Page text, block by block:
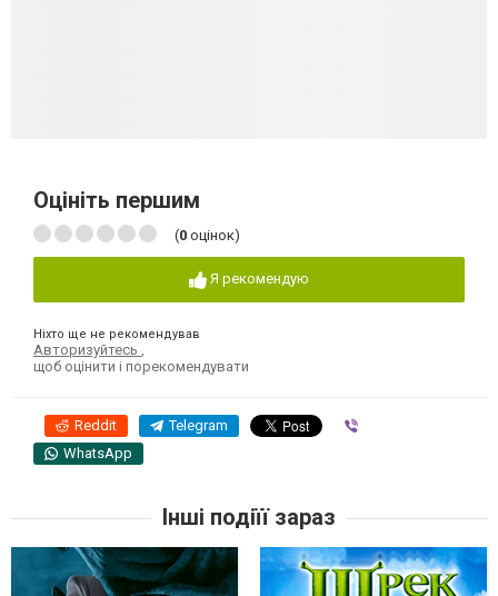
Оцініть першим
(0 оцінок)
Я рекомендую
Ніхто ще не рекомендував
Авторизуйтесь
щоб оцінити і порекомендувати
Reddit Telegram
WhatsApp
Інші подіїї зараз